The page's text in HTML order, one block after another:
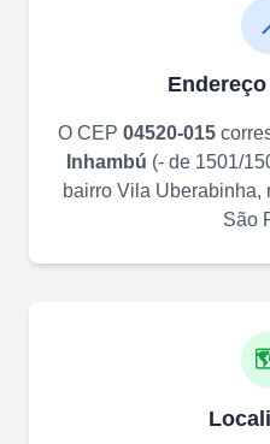
O CEP 04520-015
Inhambú (- de 1501/
bairro Vila Uberabinha,
São